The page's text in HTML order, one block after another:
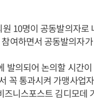
10명이 공동발의자로
여하면서 공동발의자
발의되어 논의할 시간
꼭 통과시켜 가맹사업
즈니스포스트 김디모데